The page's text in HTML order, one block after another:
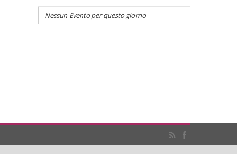
Nessun Evento per questo giorno